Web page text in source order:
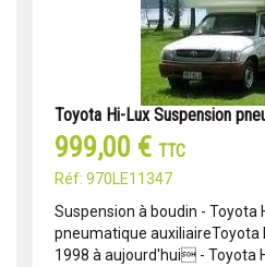
Toyota Hi-Lux Suspension
999,00 € TTC
Réf: 970LE11347
Suspension à boudin - Toyota
pneumatique auxiliaireToyota
1998 à aujourd'hui - Toyota